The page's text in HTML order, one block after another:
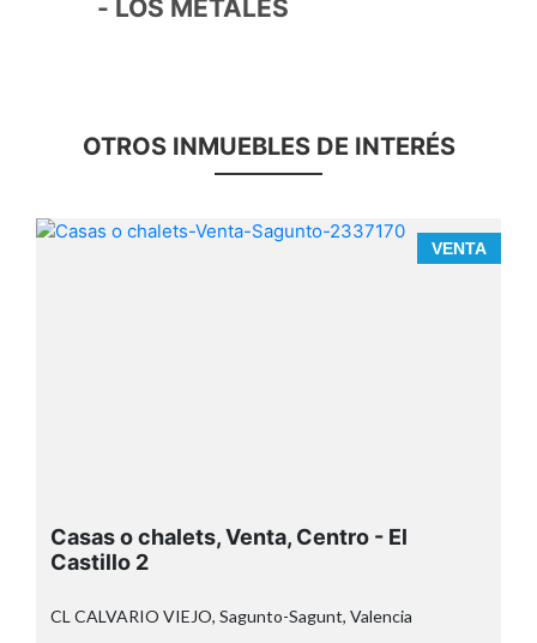
- LOS METALES
OTROS INMUEBLES DE INTERÉS
VENTA
32,40 m²
Casas o chalets, Venta, Centro - El
Castillo 2
CL CALVARIO VIEJO, Sagunto-Sagunt, Valencia